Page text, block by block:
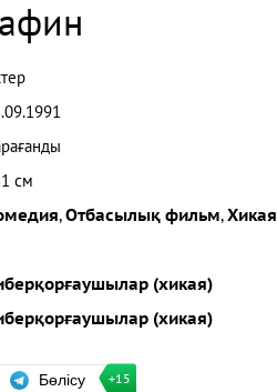
см
,Отбасылық фильм,Хикая
(хикая)
(хикая)
Бөлісу +15